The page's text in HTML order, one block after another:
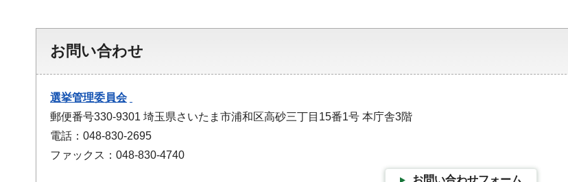
お問い合わせ
選挙管理委員会
郵便番号330-9301 埼玉県さいたま市浦和区高砂三丁目15番1号 本庁舎3階
電話：048-830-2695
ファックス：048-830-4740
お問い合わせフォーム